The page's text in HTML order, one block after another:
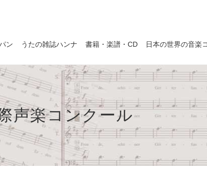
ン うたの雑誌ハンナ 書籍・楽譜・CD 日本の世界の音楽
声楽コンクール